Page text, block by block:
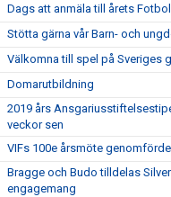
Dags att anmäla till årets
Stötta gärna vår Barn- och
Välkomna till spel på Sveriges
Domarutbildning
2019 års
veckor sen
VIFs 100e årsmöte
Bragge och Budo tilldelas
engagemang